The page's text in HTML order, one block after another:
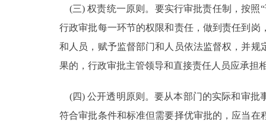
(三) 权责统一原则。要实行审批责任制，按照
行政审批每一环节的权限和责任，做到责任到
和人员，赋予监督部门和人员依法监督权，并
果的，行政审批主管领导和直接责任人员应承担
(四) 公开透明原则。要从本部门的实际和审批
符合审批条件和标准但需要择优审批的，应当